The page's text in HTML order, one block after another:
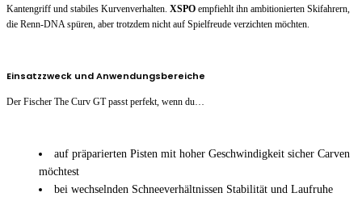
Kantengriff und stabiles Kurvenverhalten. XSPO empfiehlt ihn ambitionierten Skifahrern,
die Renn-DNA spüren, aber trotzdem nicht auf Spielfreude verzichten möchten.
Einsatzzweck und Anwendungsbereiche
Der Fischer The Curv GT passt perfekt, wenn du…
auf präparierten Pisten mit hoher Geschwindigkeit sicher Carven
möchtest
bei wechselnden Schneeverhältnissen Stabilität und Laufruhe